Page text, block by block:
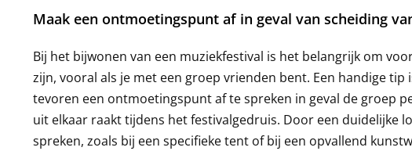
Maak een ontmoetingspunt af in geval van scheiding
Bij het bijwonen van een muziekfestival is het belangrijk om
zijn, vooral als je met een groep vrienden bent. Een handige tip
tevoren een ontmoetingspunt af te spreken in geval de groep
uit elkaar raakt tijdens het festivalgedruis. Door een duidelijke
spreken, zoals bij een specifieke tent of bij een opvallend